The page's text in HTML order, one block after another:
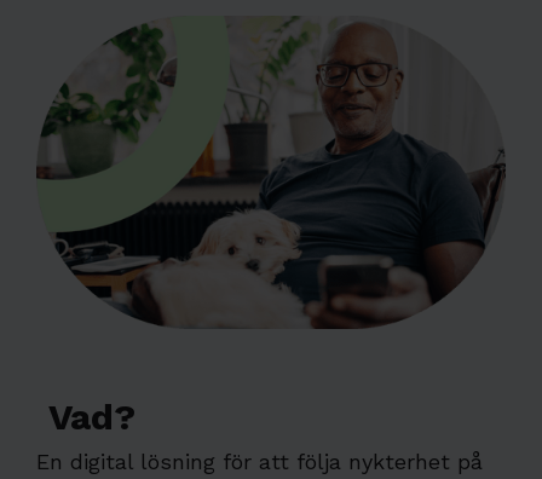
Vad?
En digital lösning för att följa nykterhet på